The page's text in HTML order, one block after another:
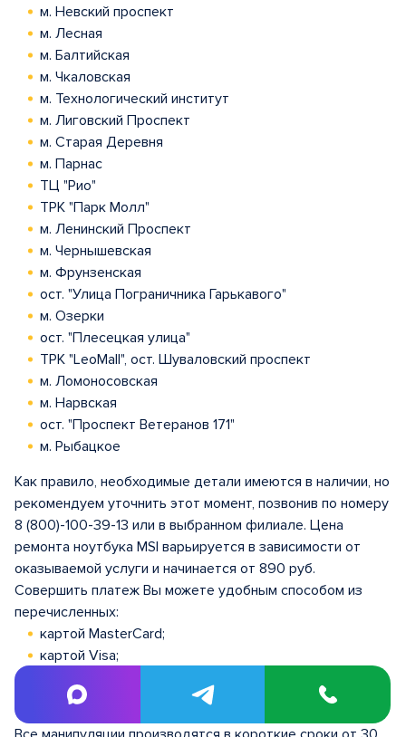
м. Невский проспект
м. Лесная
м. Балтийская
м. Чкаловская
м. Технологический институт
м. Лиговский Проспект
м. Старая Деревня
м. Парнас
ТЦ "Рио"
ТРК "Парк Молл"
м. Ленинский Проспект
м. Чернышевская
м. Фрунзенская
ост. "Улица Пограничника Гарькавого"
м. Озерки
ост. "Плесецкая улица"
ТРК "LeoMall", ост. Шуваловский проспект
м. Ломоносовская
м. Нарвская
ост. "Проспект Ветеранов 171"
м. Рыбацкое
Как правило, необходимые детали имеются в наличии, но
рекомендуем уточнить этот момент, позвонив по номеру
8 (800)-100-39-13 или в выбранном филиале. Цена
ремонта ноутбука MSI варьируется в зависимости от
оказываемой услуги и начинается от 890 руб.
Совершить платеж Вы можете удобным способом из
перечисленных:
картой MasterCard;
картой Visa;
наличными.